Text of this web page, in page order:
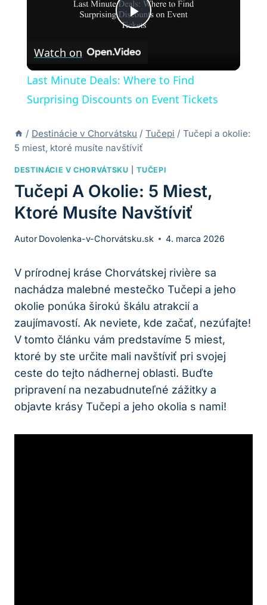
Play
Watch on
Last Minute Deals: Where to Find
Surprising Discounts on Event Tickets
/ Destinácie v Chorvátsku / Tučepi / Tučepi a okolie:
5 miest, ktoré musíte navštíviť
DESTINÁCIE V CHORVÁTSKU |TUČEPI
Tučepi A Okolie: 5 Miest,
Ktoré Musíte Navštíviť
Autor Dovolenka-v-Chorvátsku.sk 4. marca 2026
V prírodnej kráse Chorvátskej rivière sa
nachádza malebné mestečko Tučepi a jeho
okolie ponúka širokú škálu atrakcií a
zaujímavostí. Ak neviete, kde začať, nezúfajte!
V tomto článku vám predstavíme 5 miest,
ktoré by ste určite mali navštíviť pri svojej
ceste do tejto nádhernej oblasti. Buďte
pripravení na nezabudnuteľné zážitky a
objavte krásy Tučepi a jeho okolia s nami!